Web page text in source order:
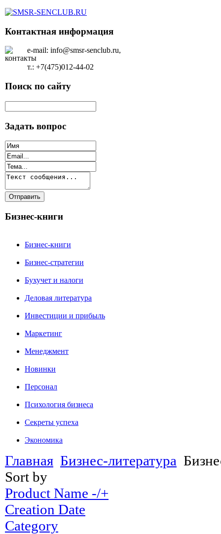
Контактная информация
e-mail: info@smsr-senclub.ru,
т.: +7(475)012-44-02
Поиск по сайту
Задать вопрос
Бизнес-книги
Бизнес-книги
Бизнес-стратегии
Бухучет и налоги
Деловая литература
Инвестиции и прибыль
Маркетинг
Менеджмент
Новинки
Персонал
Психология бизнеса
Секреты успеха
Экономика
Главная Бизнес-литература
Sort by
Product Name -/+
Creation Date
Category